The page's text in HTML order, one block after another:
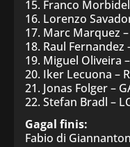
15. Franco
16. Lorenzo
17. Marc Marquez
18. Raul Fernandez
19. Miguel Oliveira
20. Iker Lecuona –
21. Jonas Folger –
22. Stefan Bradl –
Gagal finis:
Fabio di